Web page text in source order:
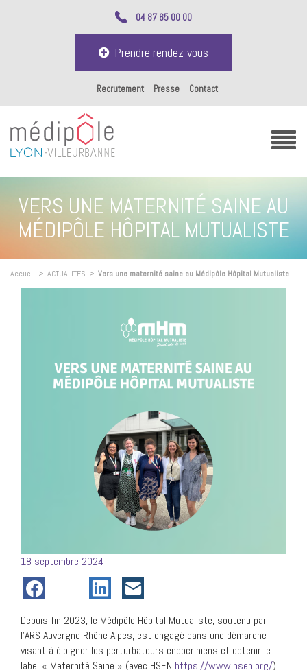
04 87 65 00 00
Prendre rendez-vous
Recrutement Presse Contact
VERS UNE MATERNITÉ SAINE AU
MÉDIPÔLE HÔPITAL MUTUALISTE
Accueil > ACTUALITES > Vers une maternité saine au Médipôle Hôpital Mutualiste
Posté
le
18 septembre 2024
Depuis fin 2023, le Médipôle Hôpital Mutualiste, soutenu par
l’ARS Auvergne Rhône Alpes, est engagé dans une démarche
visant à éloigner les perturbateurs endocriniens et obtenir le
label « Maternité Saine » (avec HSEN https://www.hsen.org/).